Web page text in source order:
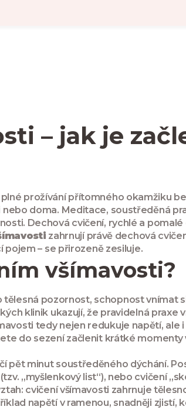
– jak je
prožívání přítomného okamžiku
nebo doma. Meditace, soustředěná
Dechová cvičení, rychlé a
zahrnují právě dechová
pojem – se přirozeně zesiluje.
všímavosti?
tělesná pozornost, schopnost vnímat
klinik ukazují, že pravidelná
tedy nejen redukuje napětí,
do sezení začlenit krátké
pět minut soustředěného dýchání.
„myšlenkový list“), nebo cvičení
cvičení všímavosti zahrnuje
napětí v ramenou, snadněji